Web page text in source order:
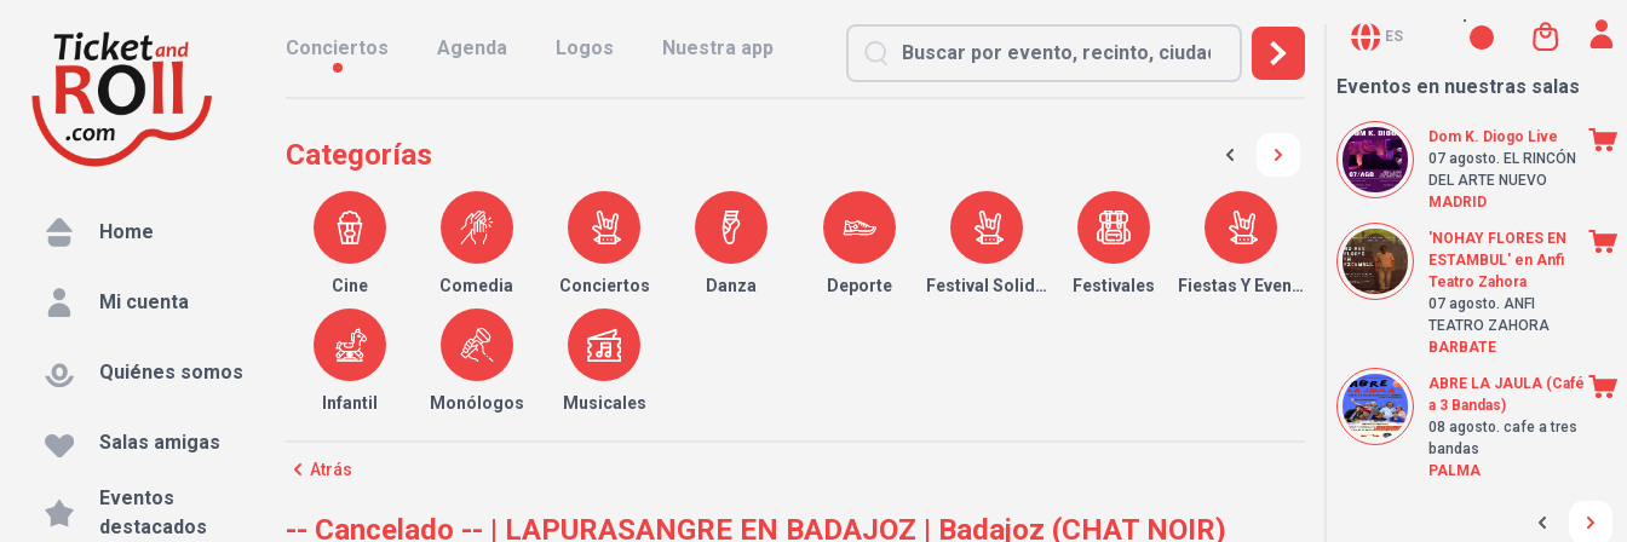
Home
Mi cuenta
Quiénes somos
Salas amigas
Eventos
destacados
Conciertos Agenda Logos Nuestra app
Categorías
Cine Comedia Conciertos Danza Deporte Festival Solidario Festivales Fiestas Y Eventos
Infantil Monólogos Musicales
Atrás
-- Cancelado -- | LAPURASANGRE EN BADAJOZ | Badajoz (CHAT NOIR)
ES
Eventos en nuestras salas
Dom K. Diogo Live
07 agosto. EL RINCÓN
DEL ARTE NUEVO
MADRID
'NOHAY FLORES EN
ESTAMBUL' en Anfi
Teatro Zahora
07 agosto. ANFI
TEATRO ZAHORA
BARBATE
ABRE LA JAULA (Café
a 3 Bandas)
08 agosto. cafe a tres
bandas
PALMA